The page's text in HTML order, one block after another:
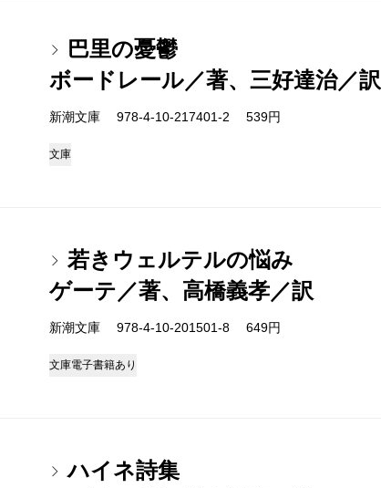
巴里の憂鬱
ボードレール／著、三好達治／訳
新潮文庫 978-4-10-217401-2 539円
文庫
若きウェルテルの悩み
ゲーテ／著、高橋義孝／訳
新潮文庫 978-4-10-201501-8 649円
文庫電子書籍あり
ハイネ詩集